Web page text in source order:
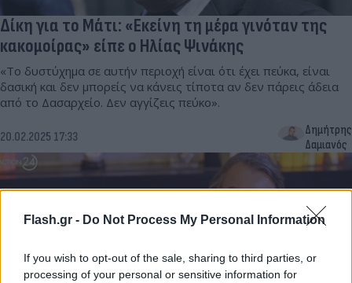
Flash.gr - Do Not Process My Personal Information
If you wish to opt-out of the sale, sharing to third parties, or
processing of your personal or sensitive information for
Δίκη για το Μάτι: «Εκείνη τη μέρα γινόταν της
κακομοίρας» είπε ο Ηλίας Ψινάκης
«Το δυστύχημα σε αυτήν περιοχή είναι ότι έχει πεύκα, είναι
δασική και δεν μπορείς να κάνεις τίποτα αν δεν πάρεις άδεια
από το Δασαρχείο. Δεν αγγίζεις πεύκο».
20.02.2025 17:33
Δημήτρης
Δαμιανός